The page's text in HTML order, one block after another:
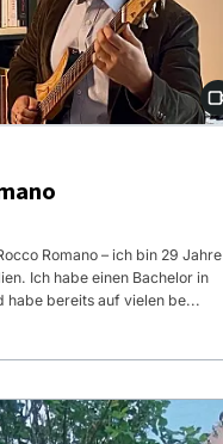
Romano – ich bin 29
Ich habe einen Bachelor in
habe bereits auf vielen be...